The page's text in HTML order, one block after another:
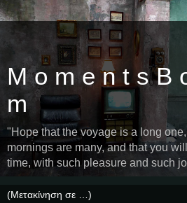
M o m e n t s B
m
"Hope that the voyage is a long
mornings are many, and that you
time, with such pleasure and such